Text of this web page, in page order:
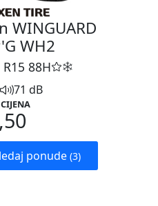
WINGUARD
WH2
88H
71 dB
ponude (3)